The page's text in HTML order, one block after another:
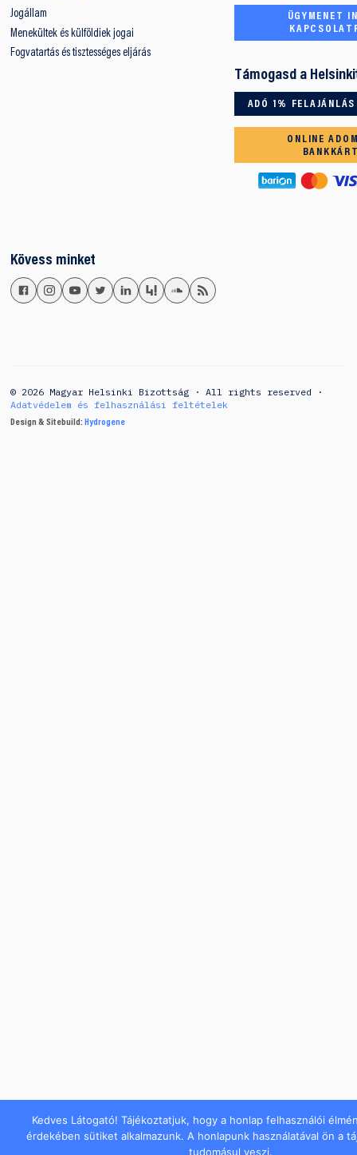
Jogállam
Menekültek és külföldiek jogai
Fogvatartás és tisztességes eljárás
ÜGYMENET
Támogasd a
ADÓ 1% FELAJÁNLÁS
ONLINE
Kövess minket
© 2026 Magyar Helsinki Bizottság · All rights reserved ·
Adatvédelem és felhasználási feltételek
Design & Sitebuild: Hydrogene
Kedves Látogató! Tájékoztatjuk, hogy a honlap felhasználói
érdekében sütiket alkalmazunk. A honlapunk használatával ön a
tudomásul veszi.